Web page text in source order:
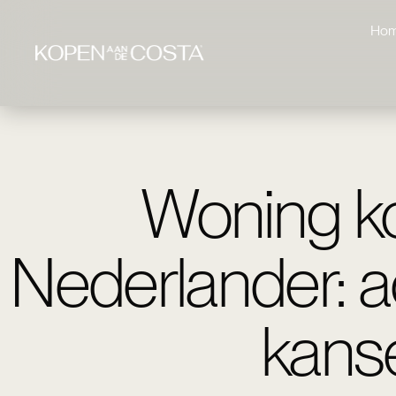
Woning
Nederlander: